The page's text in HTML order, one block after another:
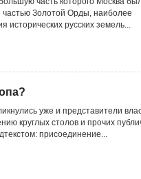
Золотой Орды, наиболее
исторических русских земель...
уже и представители
круглых столов и прочих
присоединение...